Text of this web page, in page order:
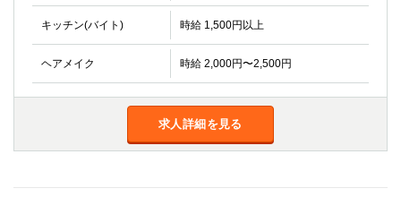
キッチン(バイト) 時給 1,500円以上
ヘアメイク 時給 2,000円〜2,500円
求人詳細を見る
千葉県